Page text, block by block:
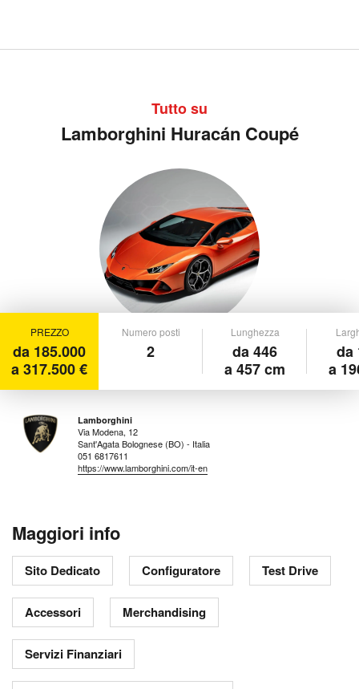
Tutto su
Lamborghini Huracán Coupé
PREZZO
da 185.000
a 317.500 €
Numero posti
2
Lunghezza
da 446
a 457 cm
da
a
Lamborghini
Via Modena, 12
Sant'Agata Bolognese (BO) - Italia
051 6817611
https://www.lamborghini.com/it-en
Maggiori info
Sito Dedicato Configuratore Test Drive
Accessori Merchandising
Servizi Finanziari